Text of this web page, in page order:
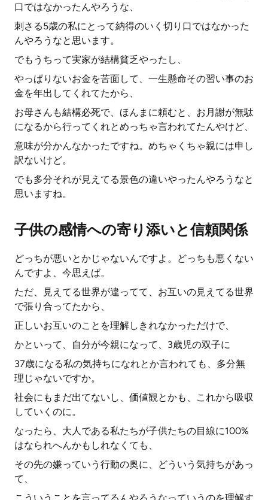
口ではなかったんやろうな、
刺さる5歳の私にとって納得のいく切り口ではなかった
んやろうなと思います。
でもうちって実家が結構貧乏やったし、
やっぱりないお金を苦面して、一生懸命その習い事のお
金を年出してくれてたから、
お母さんも結構必死で、ほんまに頼むと、お月謝が無駄
になるから行ってくれとめっちゃ言われてたんやけど、
意味が分かんなかったですね。めちゃくちゃ親には申し
訳ないけど。
でも多分それが見えてる景色の違いやったんやろうなと
思いますね。
子供の感情への寄り添いと信頼関係
どっちが悪いとかじゃないんですよ。どっちも悪くない
んですよ、今思えば。
ただ、見えてる世界が違ってて、お互いの見えてる世界
で張り合ってたから、
正しいお互いのことを理解しきれなかっただけで、
かといって、自分が今親になって、3歳児の双子に
37歳になる私の気持ちになれとか言われても、多分無
理じゃないですか。
社会にもまだ出てないし、価値観とかも、これから吸収
していくのに。
なったら、大人である私たちが子供たちの目線に100%
はなられへんかもしれなくても、
その先の嫌っていう行動の奥に、どういう気持ちがあっ
て、